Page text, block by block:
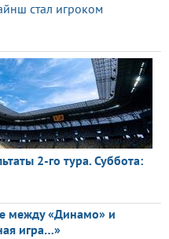
стал игроком
2-го тура. Суббота:
между «Динамо» и
игра…»